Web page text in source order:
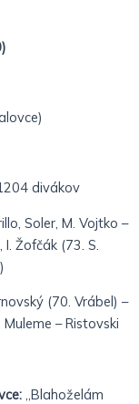
divákov
Soler, M. Vojtko –
Žofčák (73. S.
(70. Vrábel) –
– Ristovski
„Blahoželám